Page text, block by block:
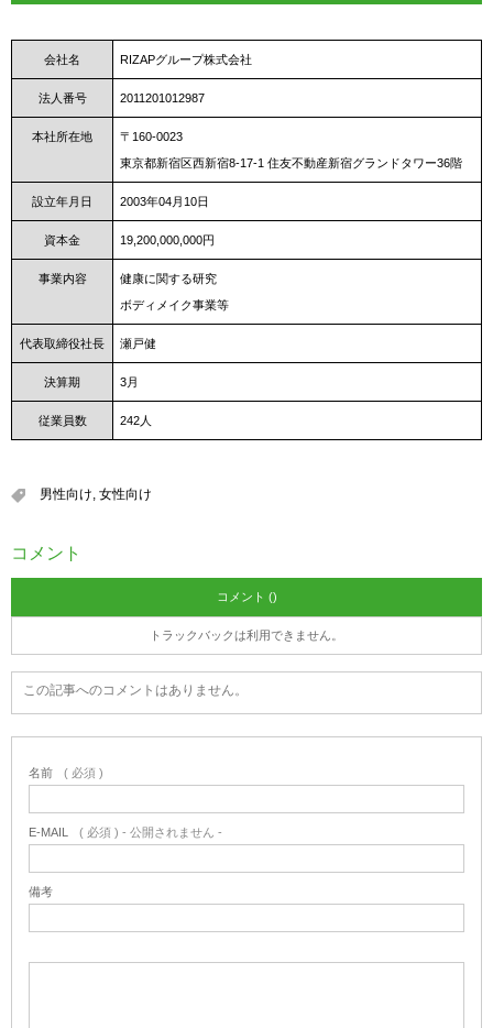
会社名 RIZAPグループ株式会社
法人番号 2011201012987
本社所在地
〒160-0023
東京都新宿区西新宿8-17-1 住友不動産新宿グランドタワー36階
設立年月日 2003年04月10日
資本金 19,200,000,000円
事業内容
健康に関する研究
ボディメイク事業等
代表取締役社長 瀬戸健
決算期 3月
従業員数 242人
男性向け 女性向け
コメント
コメント ()
トラックバックは利用できません。
この記事へのコメントはありません。
名前 ( 必須 )
E-MAIL ( 必須 ) - 公開されません -
備考